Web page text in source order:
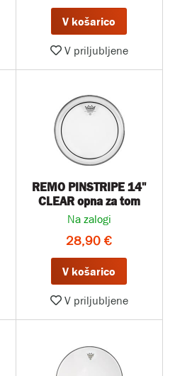
V košarico
V priljubljene
REMO PINSTRIPE 14''
CLEAR opna za tom
Na zalogi
28,90 €
V košarico
V priljubljene